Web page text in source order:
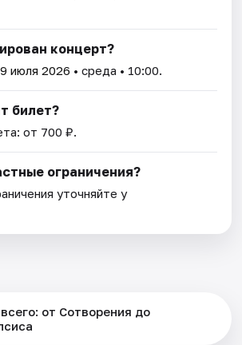
концерт?
июля 2026 • среда • 10:00.
билет?
от 700 ₽.
ограничения?
уточняйте у
от Сотворения до